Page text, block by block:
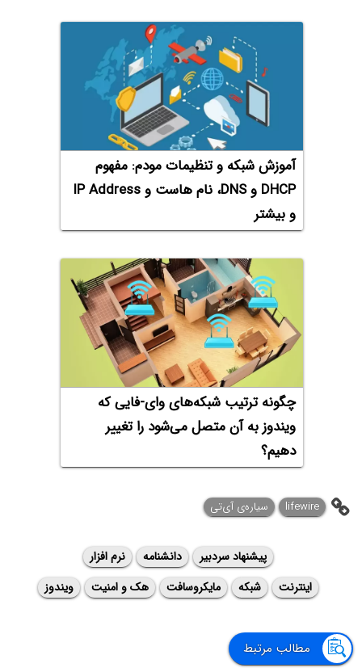
آموزش شبکه و تنظیمات مودم: مفهوم
DHCP و DNS، نام هاست و IP Address
و بیشتر
چگونه ترتیب شبکه‌های وای-فایی که
ویندوز به آن متصل می‌شود را تغییر
دهیم؟
lifewire سیاره‌ی آی‌تی
پیشنهاد سردبیر دانشنامه
نرم افزار
اینترنت
شبکه مایکروسافت هک و امنیت ویندوز
مطالب مرتبط